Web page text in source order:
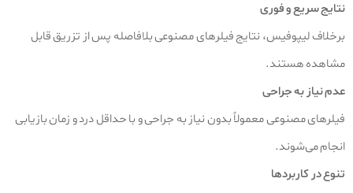
نتایج سریع و فوری
برخلاف لیپوفیس، نتایج فیلرهای مصنوعی بلافاصله پس از تزریق قابل
مشاهده هستند.
عدم نیاز به جراحی
فیلرهای مصنوعی معمولاً بدون نیاز به جراحی و با حداقل درد و زمان بازیابی
انجام می‌شوند.
تنوع در کاربردها